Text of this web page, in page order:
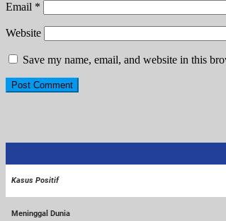
Email *
Website
Save my name, email, and website in this